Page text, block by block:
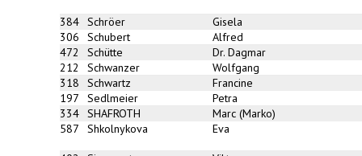
384 Schröer
Gisela
306
Schubert
Alfred
472
Schütte
Dr. Dagmar
212
Schwanzer
Wolfgang
318
Schwartz
Francine
197
Sedlmeier
Petra
334 SHAFROTH
Marc (Marko)
587
Shkolnykova Eva